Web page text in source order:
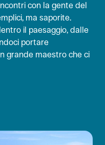
con la gente del
ma saporite.
il paesaggio, dalle
portare
grande maestro che ci